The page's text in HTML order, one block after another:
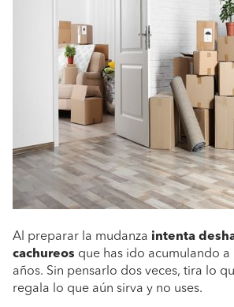
Al preparar la mudanza intenta
cachureos que has ido acumulando
años. Sin pensarlo dos veces, tira lo
regala lo que aún sirva y no uses.